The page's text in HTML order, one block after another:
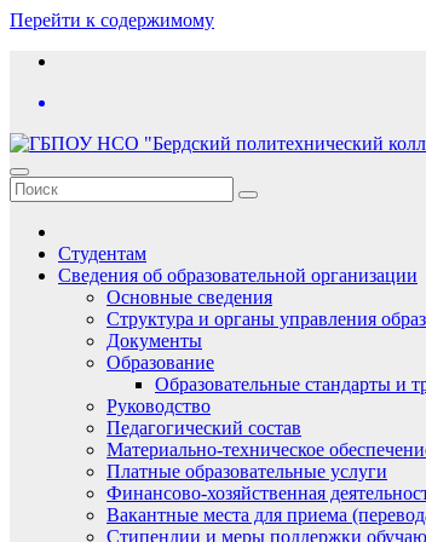
Перейти к содержимому
Студентам
Сведения об образовательной организации
Основные сведения
Структура и органы управления
Документы
Образование
Образовательные стандарты и
Руководство
Педагогический состав
Материально-техническое
Платные образовательные услуги
Финансово-хозяйственная
Вакантные места для приема
Стипендии и меры поддержки